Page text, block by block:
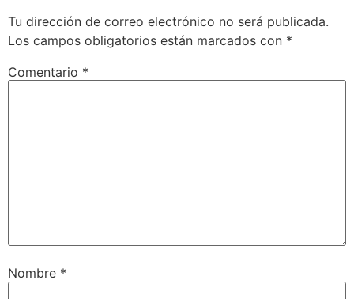
Tu dirección de correo electrónico no será publicada.
Los campos obligatorios están marcados con *
Comentario *
Nombre *